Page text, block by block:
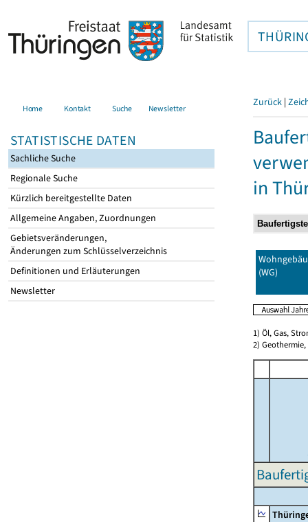
Home Kontakt Suche Newsletter
STATISTISCHE DATEN
Sachliche Suche
Regionale Suche
Kürzlich bereitgestellte Daten
Allgemeine Angaben, Zuordnungen
Gebietsveränderungen,
Änderungen zum Schlüsselverzeichnis
Definitionen und Erläuterungen
Newsletter
Zurück |
in
(WG)
1) Öl, Gas,
2)